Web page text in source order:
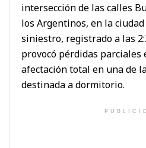
intersección de las calles
los Argentinos, en la ciudad
siniestro, registrado a las
provocó pérdidas parciales
afectación total en una de
destinada a dormitorio.